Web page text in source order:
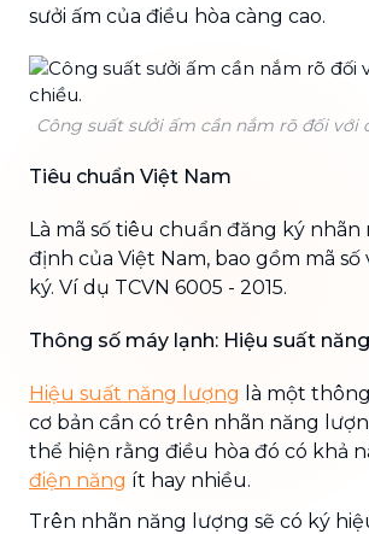
sưởi ấm của điều hòa càng cao.
Công suất sưởi ấm cần nắm rõ đối với
Tiêu chuẩn Việt Nam
Là mã số tiêu chuẩn đăng ký
định của Việt Nam, bao gồm mã số
ký. Ví dụ TCVN 6005 - 2015.
Thông số máy lạnh: Hiệu suất
Hiệu suất năng lượng là một
cơ bản cần có trên nhãn năng
thể hiện rằng điều hòa đó có khả
điện năng ít hay nhiều.
Trên nhãn năng lượng sẽ có ký